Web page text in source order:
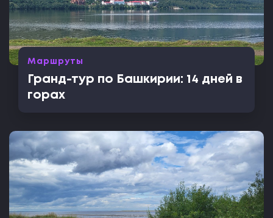
Маршруты
Гранд-тур по Башкирии: 14 дней в
горах